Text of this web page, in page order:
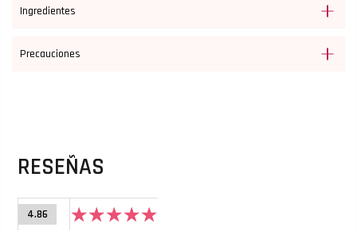
Ingredientes
Precauciones
RESEÑAS
4.86